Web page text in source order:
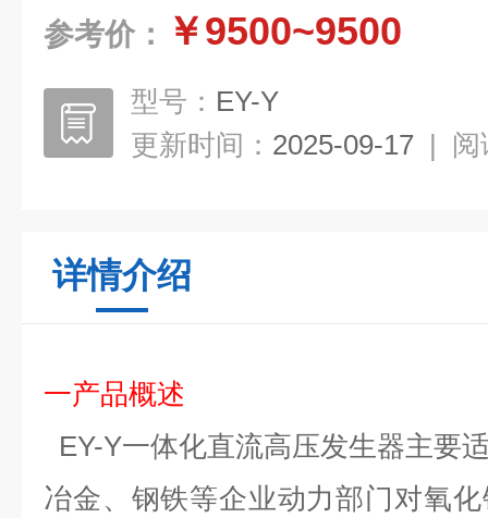
参考价： ￥9500~9500
型号： EY-Y
更新时间： 2025-09-17 | 阅
详情介绍
一产品概述
EY-Y一体化直流高压发生器主要
冶金、钢铁等企业动力部门对氧